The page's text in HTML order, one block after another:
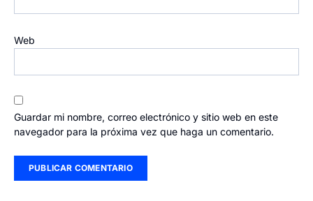
Web
Guardar mi nombre, correo electrónico y sitio web en este
navegador para la próxima vez que haga un comentario.